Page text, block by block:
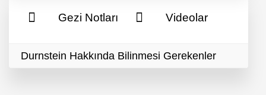
Gezi Notları Videolar
Durnstein Hakkında Bilinmesi Gerekenler